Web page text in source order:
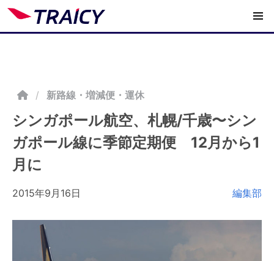
/ 新路線・増減便・運休
シンガポール航空、札幌/千歳〜シン
ガポール線に季節定期便 12月から1
月に
2015年9月16日 編集部